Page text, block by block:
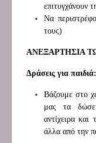
επιτυγχάνουν
Να
τους)
ΑΝΕΞΑΡΤΗΣΙΑ
Δράσεις για παιδιά:
Βάζουμε στο
μας τα
αντίχειρα
άλλα από την